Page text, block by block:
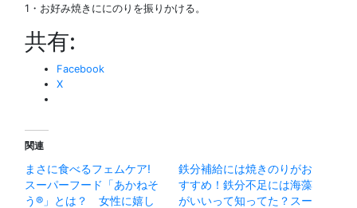
1・お好み焼きににのりを振りかける。
共有:
Facebook
X
関連
まさに食べるフェムケア!
スーパーフード「あかねそ
う®」とは？ 女性に嬉し
鉄分補給には焼きのりがお
すすめ！鉄分不足には海藻
がいいって知ってた？スー